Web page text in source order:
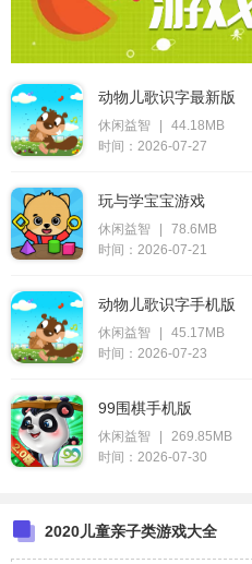
动物儿歌识字最新版
休闲益智
44.18MB
时间：2026-07-27
玩与学宝宝游戏
休闲益智
78.6MB
时间：2026-07-21
动物儿歌识字手机版
休闲益智
45.17MB
时间：2026-07-23
99围棋手机版
休闲益智
269.85MB
时间：2026-07-30
2020儿童亲子类游戏大全